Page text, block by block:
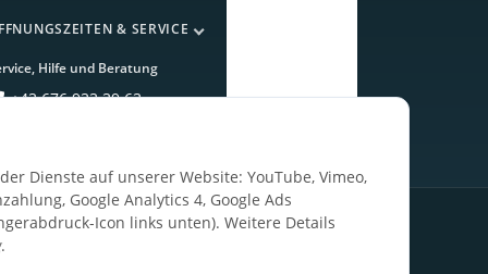
Dienste auf unserer Website: YouTube, Vimeo,
Google Analytics 4, Google Ads
Icon links unten). Weitere Details
.
& SERVICE
Hilfe und Beratung
+43 676 933 39 63